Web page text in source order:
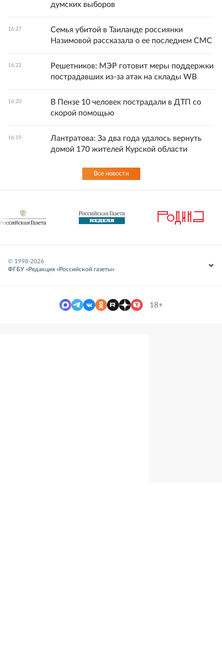
думских выборов
16:27
Семья убитой в Таиланде россиянки
Назимовой рассказала о ее последнем СМС
16:22
Решетников: МЭР готовит меры поддержки
пострадавших из-за атак на склады WB
16:20
В Пензе 10 человек пострадали в ДТП со
скорой помощью
16:19
Лантратова: За два года удалось вернуть
домой 170 жителей Курской области
Все новости
© 1998-2026
ФГБУ «Редакция «Российской газеты»
18+